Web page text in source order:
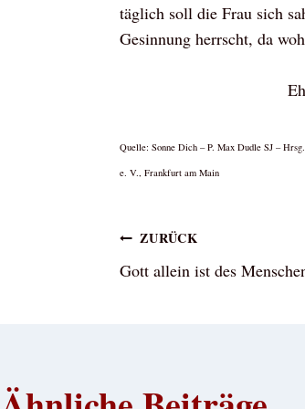
täglich soll die Frau sich
Gesinnung herrscht, da
Quelle: Sonne Dich – P. Max Dudle SJ –
e. V., Frankfurt am Main
ZURÜCK
Gott allein ist des